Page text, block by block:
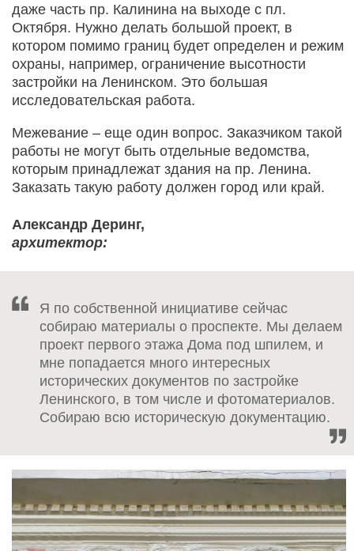
даже часть пр. Калинина на выходе с пл.
Октября. Нужно делать большой проект, в
котором помимо границ будет определен и режим
охраны, например, ограничение высотности
застройки на Ленинском. Это большая
исследовательская работа.
Межевание – еще один вопрос. Заказчиком такой
работы не могут быть отдельные ведомства,
которым принадлежат здания на пр. Ленина.
Заказать такую работу должен город или край.
Александр Деринг,
архитектор:
Я по собственной инициативе сейчас
собираю материалы о проспекте. Мы делаем
проект первого этажа Дома под шпилем, и
мне попадается много интересных
исторических документов по застройке
Ленинского, в том числе и фотоматериалов.
Собираю всю историческую документацию.